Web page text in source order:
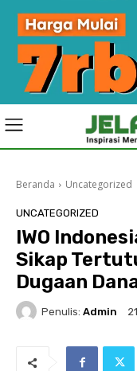
Beranda Uncategorized
UNCATEGORIZED
IWO
Sikap
Dugaan
Penulis: Admin